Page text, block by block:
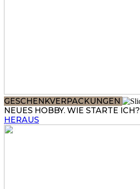
GESCHENKVERPACKUNGEN
NEUES HOBBY. WIE STARTE ICH?
HERAUS